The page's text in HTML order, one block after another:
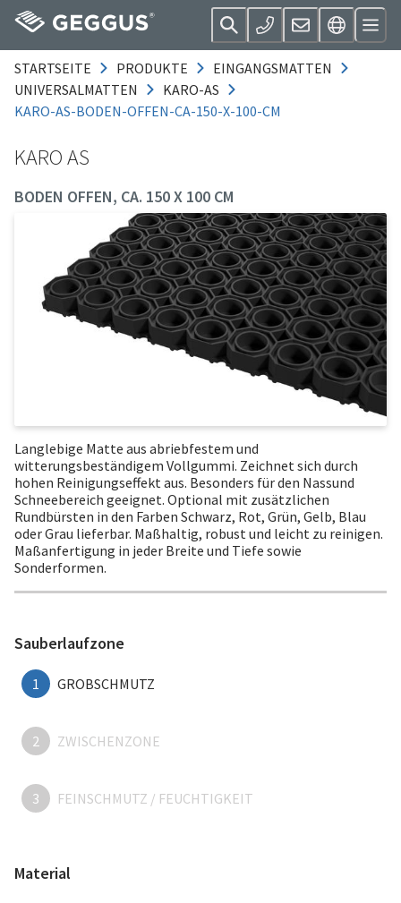
STARTSEITE PRODUKTE
EINGANGSMATTEN
UNIVERSALMATTEN
KARO-AS
KARO-AS-BODEN-OFFEN-CA-150-X-100-CM
KARO AS
BODEN OFFEN, CA. 150 X 100 CM
Langlebige Matte aus abriebfestem und
witterungsbeständigem Vollgummi. Zeichnet sich durch
hohen Reinigungseffekt aus. Besonders für den Nassund
Schneebereich geeignet. Optional mit zusätzlichen
Rundbürsten in den Farben Schwarz, Rot, Grün, Gelb, Blau
oder Grau lieferbar. Maßhaltig, robust und leicht zu reinigen.
Maßanfertigung in jeder Breite und Tiefe sowie
Sonderformen.
Sauberlaufzone
1 GROBSCHMUTZ
2 ZWISCHENZONE
3 FEINSCHMUTZ / FEUCHTIGKEIT
Material